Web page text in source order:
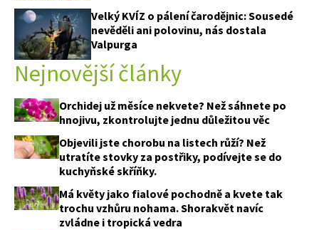
Velký KVÍZ o pálení čarodějnic: Sousedé
nevěděli ani polovinu, nás dostala
Valpurga
Nejnovější články
Orchidej už měsíce nekvete? Než sáhnete po
hnojivu, zkontrolujte jednu důležitou věc
Objevili jste chorobu na listech růží? Než
utratíte stovky za postřiky, podívejte se do
kuchyňské skříňky.
Má květy jako fialové pochodně a kvete tak
trochu vzhůru nohama. Shorakvět navíc
zvládne i tropická vedra